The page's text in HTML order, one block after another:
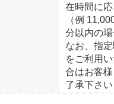
在時間に応
（例
分以内の
なお、指
をご利用
合はお客
了承下さい